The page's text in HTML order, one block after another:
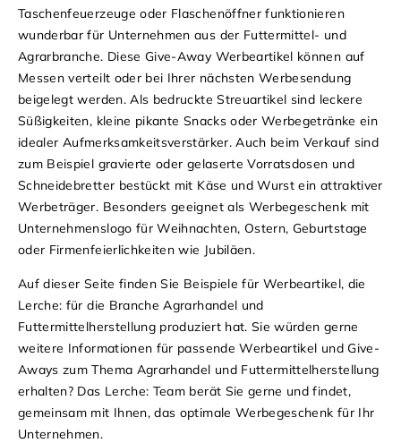
Taschenfeuerzeuge oder Flaschenöffner funktionieren
wunderbar für Unternehmen aus der Futtermittel- und
Agrarbranche. Diese Give-Away Werbeartikel können auf
Messen verteilt oder bei Ihrer nächsten Werbesendung
beigelegt werden. Als bedruckte Streuartikel sind leckere
Süßigkeiten, kleine pikante Snacks oder Werbegetränke ein
idealer Aufmerksamkeitsverstärker. Auch beim Verkauf sind
zum Beispiel gravierte oder gelaserte Vorratsdosen und
Schneidebretter bestückt mit Käse und Wurst ein attraktiver
Werbeträger. Besonders geeignet als Werbegeschenk mit
Unternehmenslogo für Weihnachten, Ostern, Geburtstage
oder Firmenfeierlichkeiten wie Jubiläen.
Auf dieser Seite finden Sie Beispiele für Werbeartikel, die
Lerche: für die Branche Agrarhandel und
Futtermittelherstellung produziert hat. Sie würden gerne
weitere Informationen für passende Werbeartikel und Give-
Aways zum Thema Agrarhandel und Futtermittelherstellung
erhalten? Das Lerche: Team berät Sie gerne und findet,
gemeinsam mit Ihnen, das optimale Werbegeschenk für Ihr
Unternehmen.